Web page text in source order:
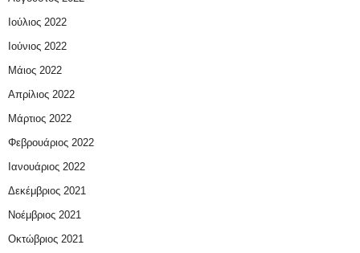
Ιούλιος 2022
Ιούνιος 2022
Μάιος 2022
Απρίλιος 2022
Μάρτιος 2022
Φεβρουάριος 2022
Ιανουάριος 2022
Δεκέμβριος 2021
Νοέμβριος 2021
Οκτώβριος 2021